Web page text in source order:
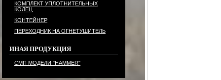
КОМПЛЕКТ УПЛОТНИТЕЛЬНЫХ
КОЛЕЦ
КОНТЕЙНЕР
ПЕРЕХОДНИК НА ОГНЕТУШИТЕЛЬ
ИНАЯ ПРОДУКЦИЯ
СМП МОДЕЛИ "HAMMER"